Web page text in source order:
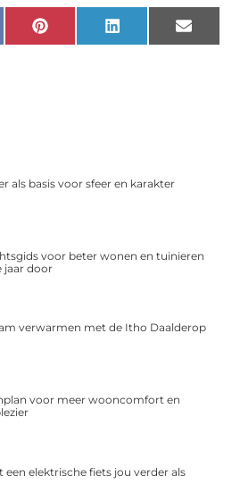
Pinterest LinkedIn Email
als basis voor sfeer en karakter
voor beter wonen en tuinieren
jaar door
verwarmen met de Itho Daalderop
voor meer wooncomfort en
een elektrische fiets jou verder als